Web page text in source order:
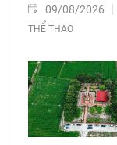
09/08/2026
THỂ THAO